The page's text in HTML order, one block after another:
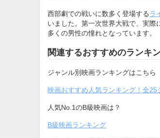
西部劇での戦いに数多く登場するラ
いました。第一次世界大戦で、実際
多くの男性の憧れとなっています。
関連するおすすめのランキ
ジャンル別映画ランキングはこちら
映画おすすめ人気ランキング！全25
人気No.1のB級映画は？
B級映画ランキング